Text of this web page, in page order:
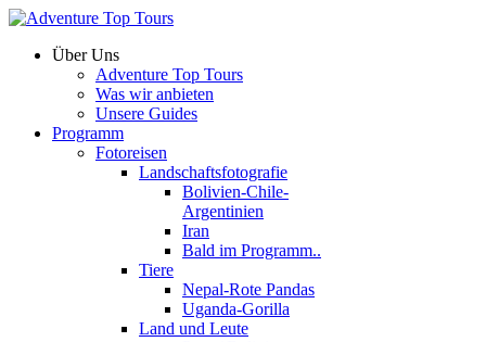
Über Uns
Adventure Top Tours
Was wir anbieten
Unsere Guides
Programm
Fotoreisen
Landschaftsfotografie
Bolivien-Chile-
Argentinien
Iran
Bald im Programm..
Tiere
Nepal-Rote Pandas
Uganda-Gorilla
Land und Leute